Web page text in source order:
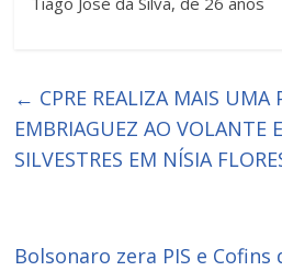
← CPRE REALIZA MAIS UMA
EMBRIAGUEZ AO VOLANTE
SILVESTRES EM NÍSIA
Bolsonaro zera PIS e